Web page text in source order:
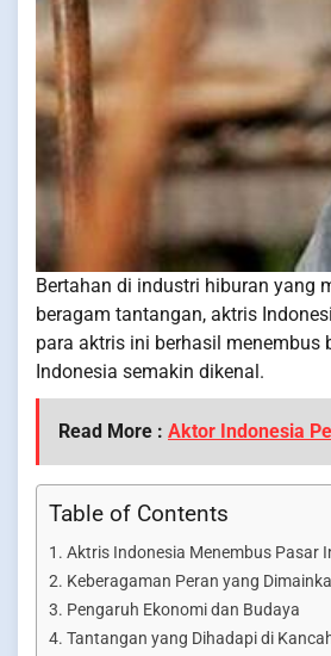
Bertahan di industri hiburan yang
beragam tantangan, aktris
para aktris ini berhasil
Indonesia semakin dikenal.
Read More : Aktor Indonesia
Table of Contents
Aktris Indonesia Menembus Pasar
Keberagaman Peran yang
Pengaruh Ekonomi dan Budaya
Tantangan yang Dihadapi di